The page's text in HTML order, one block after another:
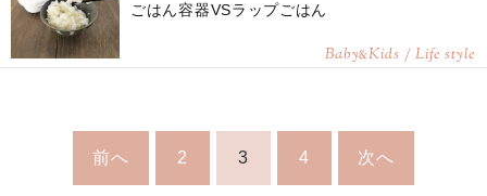
ごはん容器VSラップごはん
Baby&Kids / Life style
前へ 2 3 4 次へ